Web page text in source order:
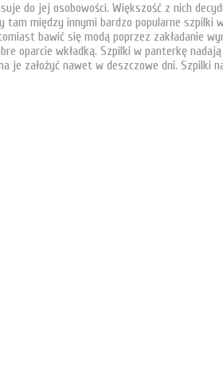
do jej osobowości. Większość z nich
między innymi bardzo popularne
bawić się modą poprzez zakładanie
oparcie wkładką. Szpilki w panterkę
je założyć nawet w deszczowe dni. Szpilki